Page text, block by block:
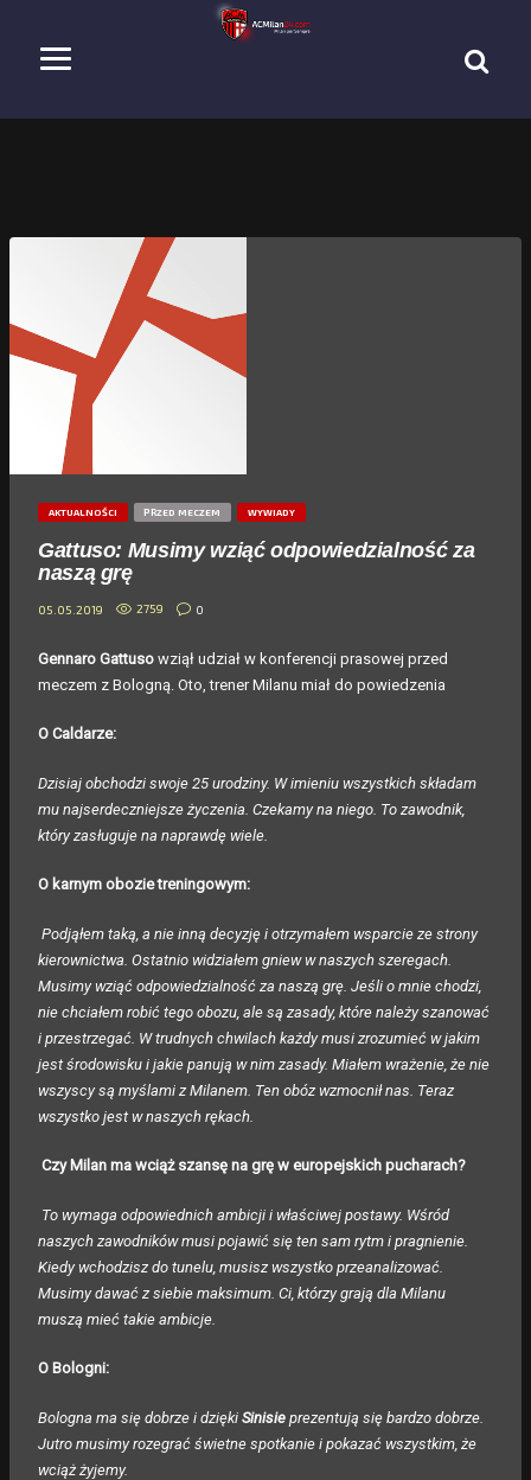
AKTUALNOŚCI PRZED MECZEM WYWIADY
Gattuso: Musimy wziąć odpowiedzialność za
naszą grę
05.05.2019 2759 0
Gennaro Gattuso wziął udział w konferencji prasowej przed
meczem z Bologną. Oto, trener Milanu miał do powiedzenia
O Caldarze:
Dzisiaj obchodzi swoje 25 urodziny. W imieniu wszystkich składam
mu najserdeczniejsze życzenia. Czekamy na niego. To zawodnik,
który zasługuje na naprawdę wiele.
O karnym obozie treningowym:
Podjąłem taką, a nie inną decyzję i otrzymałem wsparcie ze strony
kierownictwa. Ostatnio widziałem gniew w naszych szeregach.
Musimy wziąć odpowiedzialność za naszą grę. Jeśli o mnie chodzi,
nie chciałem robić tego obozu, ale są zasady, które należy szanować
i przestrzegać. W trudnych chwilach każdy musi zrozumieć w jakim
jest środowisku i jakie panują w nim zasady. Miałem wrażenie, że nie
wszyscy są myślami z Milanem. Ten obóz wzmocnił nas. Teraz
wszystko jest w naszych rękach.
Czy Milan ma wciąż szansę na grę w europejskich pucharach?
To wymaga odpowiednich ambicji i właściwej postawy. Wśród
naszych zawodników musi pojawić się ten sam rytm i pragnienie.
Kiedy wchodzisz do tunelu, musisz wszystko przeanalizować.
Musimy dawać z siebie maksimum. Ci, którzy grają dla Milanu
muszą mieć takie ambicje.
O Bologni:
Bologna ma się dobrze i dzięki Sinisie prezentują się bardzo dobrze.
Jutro musimy rozegrać świetne spotkanie i pokazać wszystkim, że
wciąż żyjemy.